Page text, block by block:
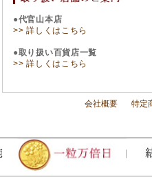
●代官山本店
>> 詳しくはこちら
●取り扱い百貨店一覧
>> 詳しくはこちら
会社概要 特定